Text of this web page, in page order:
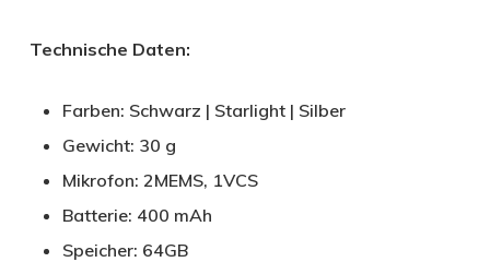
Technische Daten:
Farben: Schwarz | Starlight | Silber
Gewicht: 30 g
Mikrofon: 2MEMS, 1VCS
Batterie: 400 mAh
Speicher: 64GB